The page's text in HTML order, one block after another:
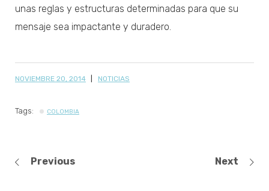
unas reglas y estructuras determinadas para que su
mensaje sea impactante y duradero.
NOVIEMBRE 20, 2014 NOTICIAS
Tags: COLOMBIA
Previous Next